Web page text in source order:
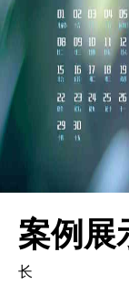
案例展
长